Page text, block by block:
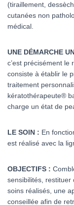
(tiraillement,
cutanées non
médical.
UNE DÉMARCHE
c’est précisément le
consiste à établir le
traitement
kératothérapeute®
charge un état de
LE SOIN : En
est réalisé avec la
OBJECTIFS :
sensibilités, restituer
soins réalisés, une
conseillée afin de